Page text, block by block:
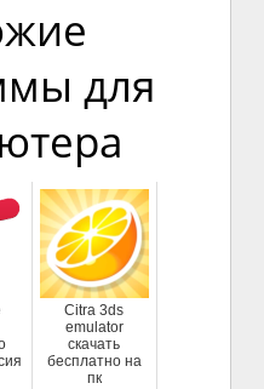
для
Citra 3ds
emulator
скачать
бесплатно на
пк